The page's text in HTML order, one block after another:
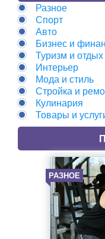
Разное
Спорт
Авто
Бизнес и
Туризм и отдых
Интерьер
Мода и стиль
Стройка и
Кулинария
Товары и
РАЗНОЕ